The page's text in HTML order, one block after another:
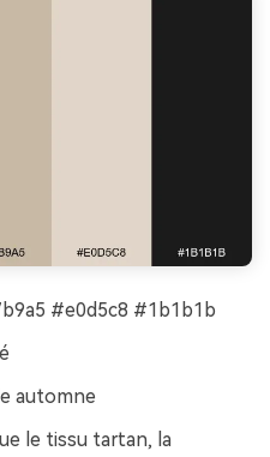
#e0d5c8 #1b1b1b
automne
le tissu tartan, la